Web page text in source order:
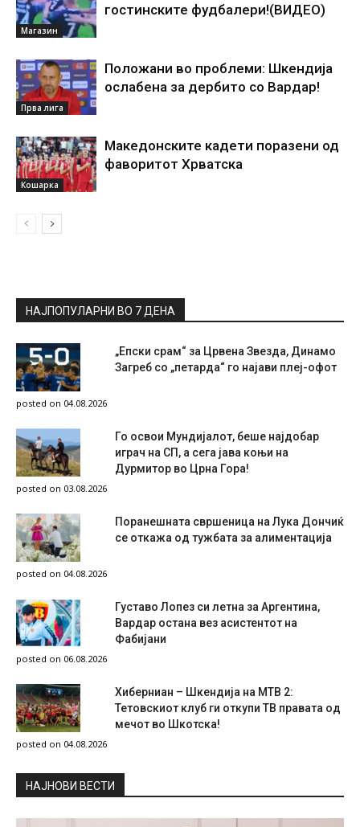
Магазин
гостинските фудбалери!(ВИДЕО)
Прва лига
Положани во проблеми: Шкендија
ослабена за дербито со Вардар!
Кошарка
Македонските кадети поразени од
фаворитот Хрватска
НАЈПОПУЛАРНИ ВО 7 ДЕНА
„Епски срам“ за Црвена Звезда, Динамо
Загреб со „петарда“ го најави плеј-офот
posted on 04.08.2026
Го освои Мундијалот, беше најдобар
играч на СП, а сега јава коњи на
Дурмитор во Црна Гора!
posted on 03.08.2026
Поранешната свршеница на Лука Дончиќ
се откажа од тужбата за алиментација
posted on 04.08.2026
Густаво Лопез си летна за Аргентина,
Вардар остана вез асистентот на
Фабијани
posted on 06.08.2026
Хиберниан – Шкендија на МТВ 2:
Тетовскиот клуб ги откупи ТВ правата од
мечот во Шкотска!
posted on 04.08.2026
НAЈНОВИ ВЕСТИ